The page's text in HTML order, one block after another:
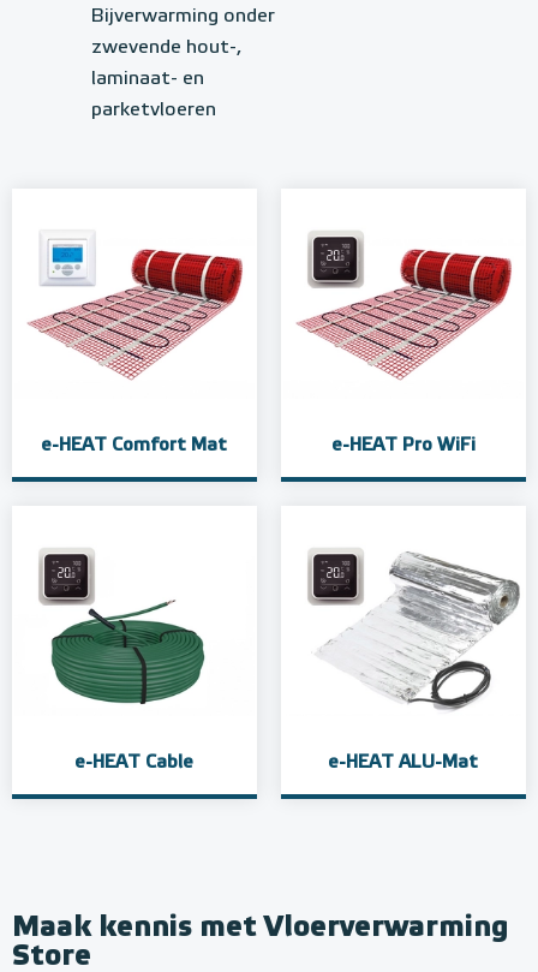
Bijverwarming onder
zwevende hout-,
laminaat- en
parketvloeren
e-HEAT Comfort Mat e-HEAT Pro WiFi
e-HEAT Cable e-HEAT ALU-Mat
Maak kennis met Vloerverwarming
Store